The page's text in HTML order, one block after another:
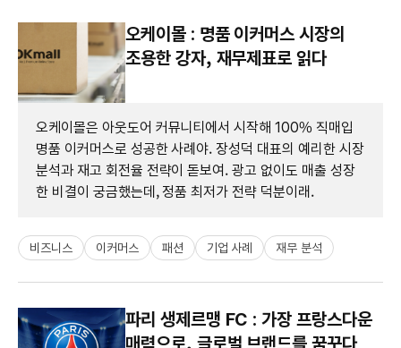
오케이몰 : 명품 이커머스 시장의
조용한 강자, 재무제표로 읽다
오케이몰은 아웃도어 커뮤니티에서 시작해 100% 직매입
명품 이커머스로 성공한 사례야. 장성덕 대표의 예리한 시장
분석과 재고 회전율 전략이 돋보여. 광고 없이도 매출 성장
한 비결이 궁금했는데, 정품 최저가 전략 덕분이래.
비즈니스 이커머스 패션 기업 사례 재무 분석
파리 생제르맹 FC : 가장 프랑스다운
매력으로, 글로벌 브랜드를 꿈꾸다